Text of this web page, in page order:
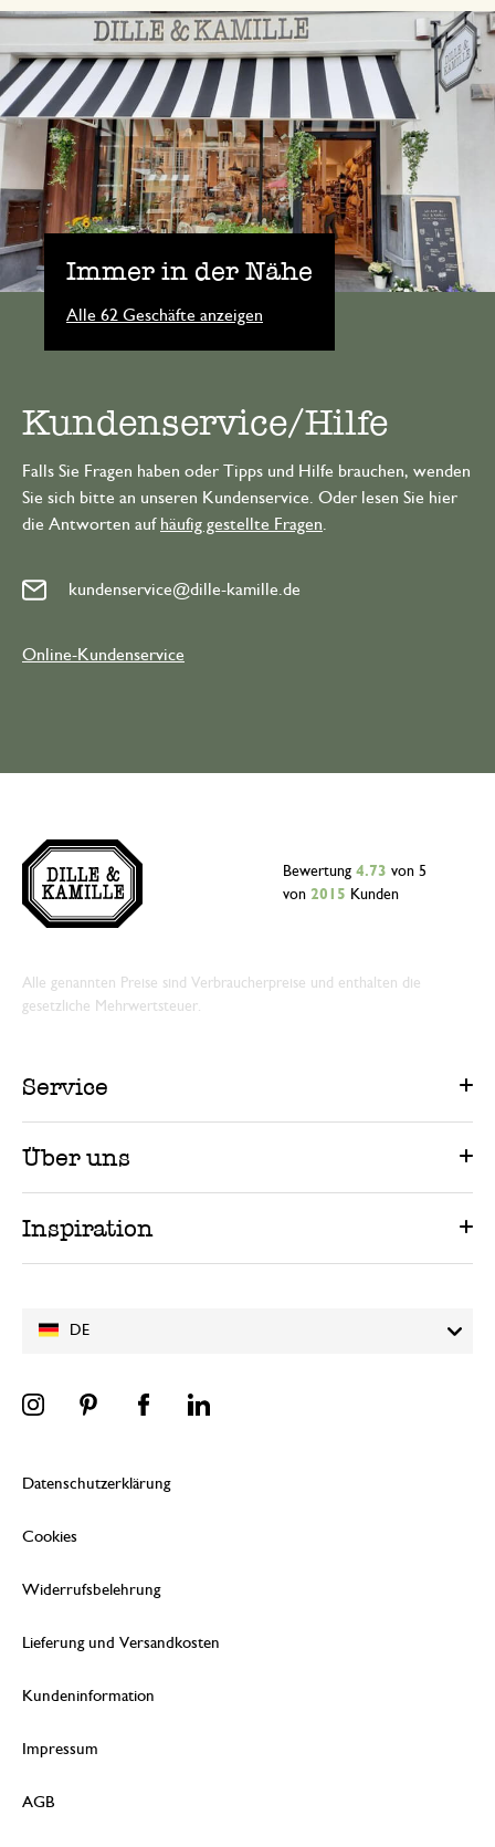
Immer in der Nähe
Alle 62 Geschäfte anzeigen
Kundenservice/Hilfe
Falls Sie Fragen haben oder Tipps und Hilfe brauchen, wenden
Sie sich bitte an unseren Kundenservice. Oder lesen Sie hier
die Antworten auf häufig gestellte Fragen
kundenservice@dille-kamille.de
Online-Kundenservice
DE
Bewertung 4.73 von 5
von 2015 Kunden
Alle genannten Preise sind Verbraucherpreise und enthalten die
gesetzliche Mehrwertsteuer.
Service
Über uns
Inspiration
Datenschutzerklärung
Cookies
Widerrufsbelehrung
Lieferung und Versandkosten
Kundeninformation
Impressum
AGB